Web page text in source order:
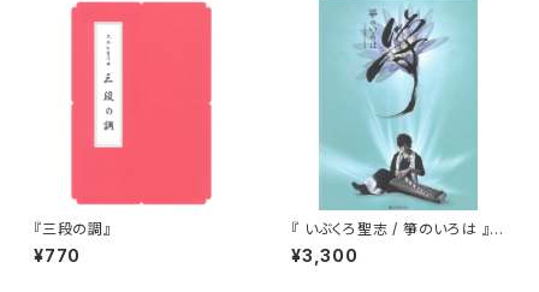
『三段の調』
¥770
『 いぶくろ聖志 / 箏のいろは 』
（CD付）
¥3,300